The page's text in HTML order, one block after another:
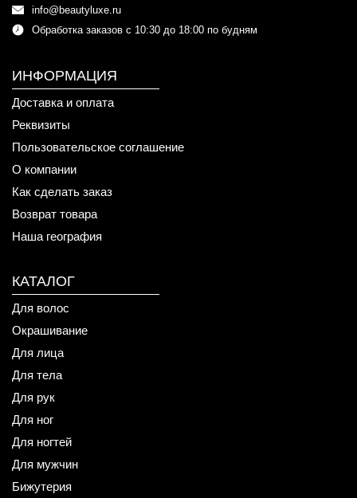
info@beautyluxe.ru
Обработка заказов с 10:30 до 18:00 по будням
ИНФОРМАЦИЯ
Доставка и оплата
Реквизиты
Пользовательское соглашение
О компании
Как сделать заказ
Возврат товара
Наша география
КАТАЛОГ
Для волос
Окрашивание
Для лица
Для тела
Для рук
Для ног
Для ногтей
Для мужчин
Бижутерия